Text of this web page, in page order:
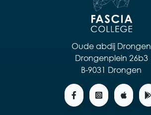
Oude abdij Drongen
Drongenplein 26b3
B-9031 Drongen